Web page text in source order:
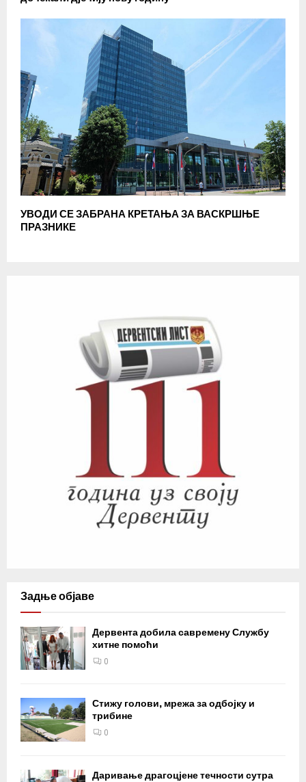
УВОДИ СЕ ЗАБРАНА КРЕТАЊА ЗА ВАСКРШЊЕ
ПРАЗНИКЕ
Задње објаве
Дервента добила савремену Службу
хитне помоћи
0
Стижу голови, мрежа за одбојку и
трибине
0
Даривање драгоцјене течности сутра